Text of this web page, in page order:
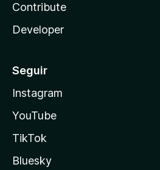
Contribute
Developer
Seguir
Instagram
YouTube
TikTok
Bluesky